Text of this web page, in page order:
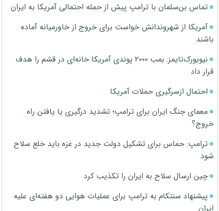
تماس بن‌سلمان با ترامپ پیش از حمله احتمالی آمریکا به ایران
آمریکا از شهروندانش خواست برای خروج از خاورمیانه آماده
باشند
نیویورک‌تایمز: بمب ۲۰۰۰ پوندی آمریکا خانه‌ای در قشم را هدف
قرار داد
احتمال ازسرگیری حملات آمریکا
معمای جنگ ایران برای ترامپ؛ تشدید درگیری یا یافتن راه
خروج؟
ترامپ: حماس برای تشکیل دولت جدید در غزه باید خلع سلاح
شود
چین ارسال سلاح به ایران را تکذیب کرد
پیشنهاد سنتکام به ترامپ برای عملیات هوایی دو هفته‌ای علیه
ایران